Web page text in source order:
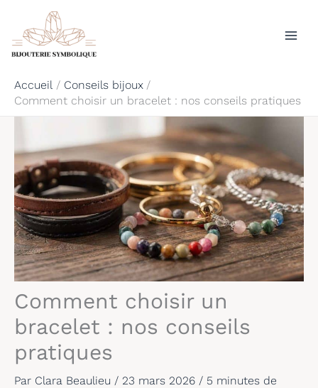
contenu
Accueil
Conseils bijoux
Comment choisir un bracelet : nos conseils pratiques
Comment choisir un
bracelet : nos conseils
pratiques
Par Clara Beaulieu / 23 mars 2026 / 5 minutes de
Rechercher